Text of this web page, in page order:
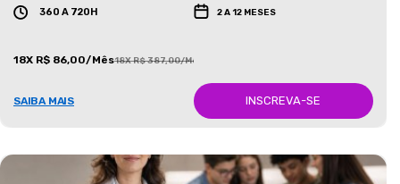
360 A 720H 2 A 12 MESES
18X R$ 86,00/Mês18X R$ 387,00/Mês
SAIBA MAIS INSCREVA-SE